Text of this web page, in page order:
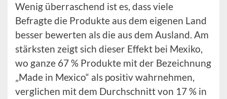
Wenig überraschend ist es, dass viele
Befragte die Produkte aus dem eigenen Land
besser bewerten als die aus dem Ausland. Am
stärksten zeigt sich dieser Effekt bei Mexiko,
wo ganze 67 % Produkte mit der Bezeichnung
„Made in Mexico“ als positiv wahrnehmen,
verglichen mit dem Durchschnitt von 17 % in